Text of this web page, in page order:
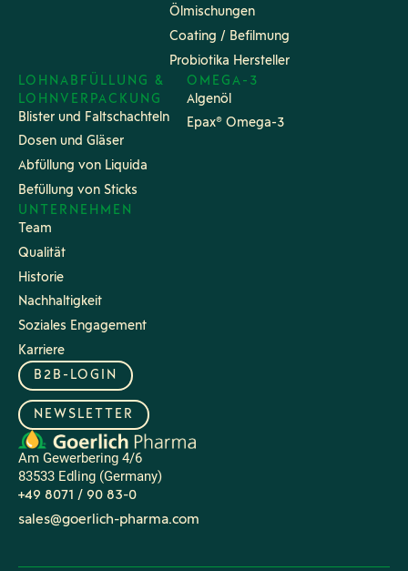
Am Gewerbering 4/6
83533 Edling (Germany)
+49 8071 / 90 83-0
sales@goerlich-pharma.com
Ölmischungen
Coating / Befilmung
Probiotika Hersteller
LOHNABFÜLLUNG &
LOHNVERPACKUNG
Blister und Faltschachteln
Dosen und Gläser
Abfüllung von Liquida
Befüllung von Sticks
OMEGA-3
Algenöl
Epax® Omega-3
UNTERNEHMEN
Team
Qualität
Historie
Nachhaltigkeit
Soziales Engagement
Karriere
B2B-LOGIN
NEWSLETTER